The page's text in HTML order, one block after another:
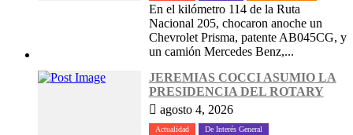
En el kilómetro 114 de la Ruta
Nacional 205, chocaron anoche un
Chevrolet Prisma, patente AB045CG, y
un camión Mercedes Benz,...
JEREMIAS COCCI ASUMIO LA
PRESIDENCIA DEL ROTARY
agosto 4, 2026
Actualidad De Interés General